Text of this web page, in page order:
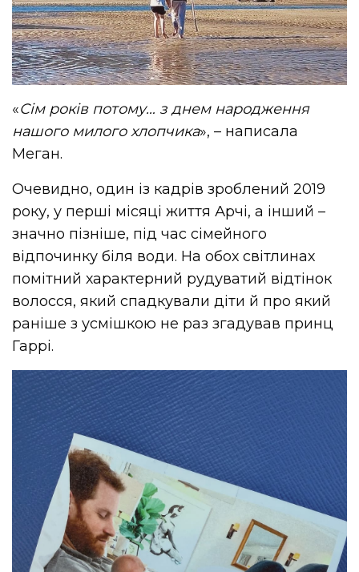
«Сім років потому… з днем народження
нашого милого хлопчика», – написала
Меган.
Очевидно, один із кадрів зроблений 2019
року, у перші місяці життя Арчі, а інший –
значно пізніше, під час сімейного
відпочинку біля води. На обох світлинах
помітний характерний рудуватий відтінок
волосся, який спадкували діти й про який
раніше з усмішкою не раз згадував принц
Гаррі.